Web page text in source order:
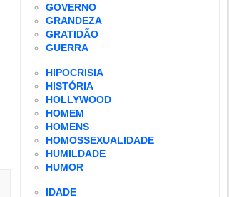
GOVERNO
GRANDEZA
GRATIDÃO
GUERRA
HIPOCRISIA
HISTÓRIA
HOLLYWOOD
HOMEM
HOMENS
HOMOSSEXUALIDADE
HUMILDADE
HUMOR
IDADE